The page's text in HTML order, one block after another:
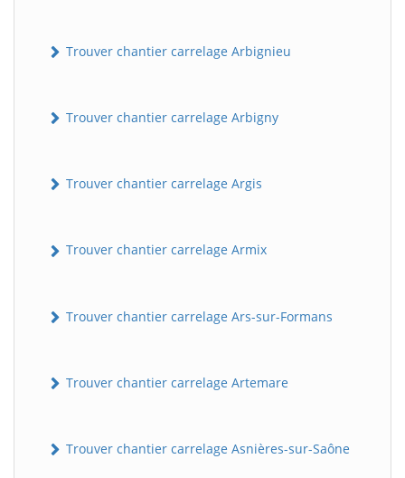
Trouver chantier carrelage Arbignieu
Trouver chantier carrelage Arbigny
Trouver chantier carrelage Argis
Trouver chantier carrelage Armix
Trouver chantier carrelage Ars-sur-Formans
Trouver chantier carrelage Artemare
Trouver chantier carrelage Asnières-sur-Saône